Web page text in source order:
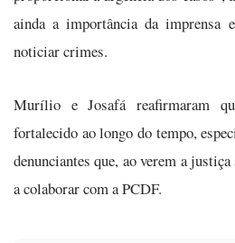
ainda a importância da imprensa
noticiar crimes.
Murílio e Josafá reafirmaram
fortalecido ao longo do tempo,
denunciantes que, ao verem a
a colaborar com a PCDF.